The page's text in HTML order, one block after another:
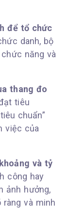
để tổ chức
danh, bộ
năng và
thang đo
tiêu
chuẩn”
việc của
và tỷ
công hay
ảnh hưởng,
và minh